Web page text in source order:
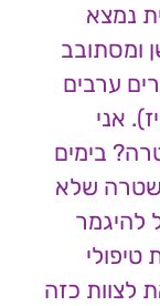
נמצא
ומסתובב
ערבים
אני
בימים
שלא
להיגמר
טיפולי
לצוות כזה